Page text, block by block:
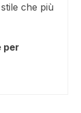
che più
per